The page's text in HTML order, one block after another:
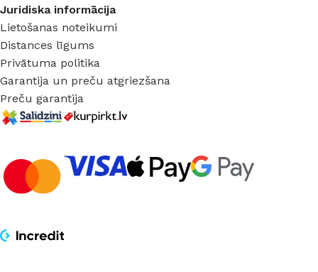
Juridiska informācija
Lietošanas noteikumi
Distances līgums
Privātuma politika
Garantija un preču atgriezšana
Preču garantija